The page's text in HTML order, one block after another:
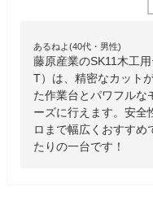
あるねよ(40代・男性)
藤原産業のSK11木工
T）は、精密なカット
た作業台とパワフルな
ーズに行えます。安全
ロまで幅広くおすすめ
たりの一台です！